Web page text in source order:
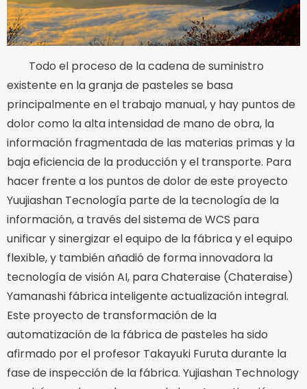
Todo el proceso de la cadena de suministro
existente en la granja de pasteles se basa
principalmente en el trabajo manual, y hay puntos de
dolor como la alta intensidad de mano de obra, la
información fragmentada de las materias primas y la
baja eficiencia de la producción y el transporte. Para
hacer frente a los puntos de dolor de este proyecto
Yuujiashan Tecnología parte de la tecnología de la
información, a través del sistema de WCS para
unificar y sinergizar el equipo de la fábrica y el equipo
flexible, y también añadió de forma innovadora la
tecnología de visión AI, para Chateraise (Chateraise)
Yamanashi fábrica inteligente actualización integral.
Este proyecto de transformación de la
automatización de la fábrica de pasteles ha sido
afirmado por el profesor Takayuki Furuta durante la
fase de inspección de la fábrica. Yujiashan Technology